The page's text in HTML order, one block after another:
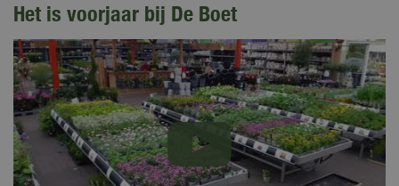
Het is voorjaar bij De Boet